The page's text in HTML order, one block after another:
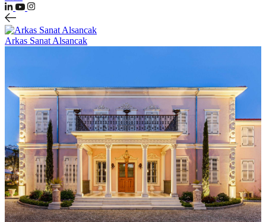
Arkas Sanat Alsancak